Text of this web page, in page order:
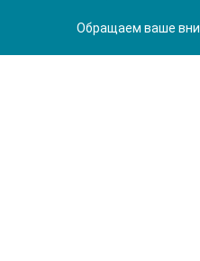
Обращаем ваше